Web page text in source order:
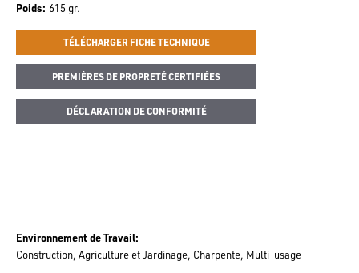
Poids 615 gr.
TÉLÉCHARGER FICHE TECHNIQUE
PREMIÈRES DE PROPRETÉ CERTIFIÉES
DÉCLARATION DE CONFORMITÉ
Environnement de Travail
Construction Agriculture et Jardinage Charpente Multi-usage